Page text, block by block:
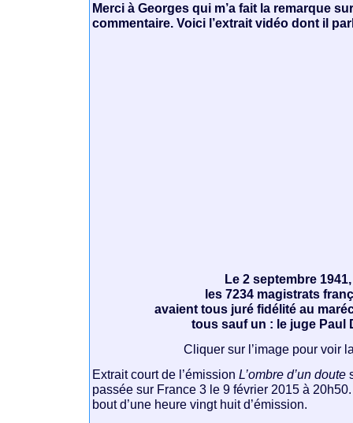
Merci à Georges qui m’a fait la remarque
commentaire. Voici l’extrait vidéo dont il
Le 2 septembre 1941,
les 7234 magistrats
avaient tous juré fidélité au
tous sauf un : le juge Paul
Cliquer sur l’image pour voir
Extrait court de l’émissionL’ombre d’un doute
passée sur France 3 le 9 février 2015 à
bout d’une heure vingt huit d’émission.